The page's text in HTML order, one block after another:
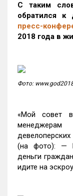
С таким
обратился к
пресс-
2018 года в
Фото:
«Мой совет
(на фото): —
деньги
идите на